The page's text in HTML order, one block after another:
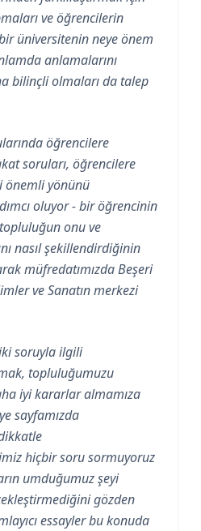
ve öğrencilerin
üniversitenin neye önem
anlamalarını
bilinçli olmaları da talep
öğrencilere
soruları, öğrencilere
önemli yönünü
oluyor - bir öğrencinin
onu ve
nasıl şekillendirdiğinin
müfredatımızda Beşeri
ve Sanatın merkezi
soruyla ilgili
topluluğumuzu
iyi kararlar almamıza
sayfamızda
hiçbir soru sormuyoruz
umduğumuz şeyi
gözden
essayler bu konuda